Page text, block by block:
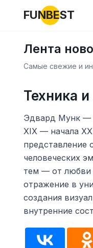
FUNBEST
Лента
Самые свежие и
Техника
Эдвард Мунк —
XIX — начала
представление
человеческих
тем — от любви
отражение в
создания
внутренние